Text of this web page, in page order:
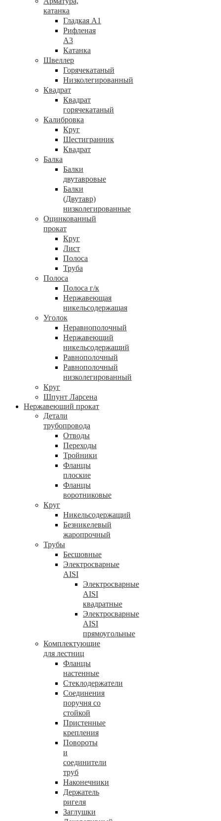
катанка
Гладкая А1
Рифленая
А3
Катанка
Швеллер
Горячекатаный
Низколегированный
Квадрат
Квадрат
горячекатаный
Калибровка
Круг
Шестигранник
Квадрат
Балка
Балки
двутавровые
Балки
(Двутавр)
низколегированные
Оцинкованный
прокат
Круг
Лист
Полоса
Труба
Полоса
Полоса г/к
Нержавеющая
никельсодержащая
Уголок
Неравнополочный
Нержавеющий
никельсодержащий
Равнополочный
Равнополочный
низколегированный
Круг
Шпунт Ларсена
Нержавеющий прокат
Детали
трубопровода
Отводы
Переходы
Тройники
Фланцы
плоские
Фланцы
воротниковые
Круг
Никельсодержащий
Безникелевый
жаропрочный
Трубы
Бесшовные
Электросварные
AISI
Электросварные
AISI
квадратные
Электросварные
AISI
прямоугольные
Комплектующие
для лестниц
Фланцы
настенные
Стеклодержатели
Соединения
поручня со
стойкой
Пристенные
крепления
Повороты
и
соединители
труб
Наконечники
Держатель
ригеля
Заглушки